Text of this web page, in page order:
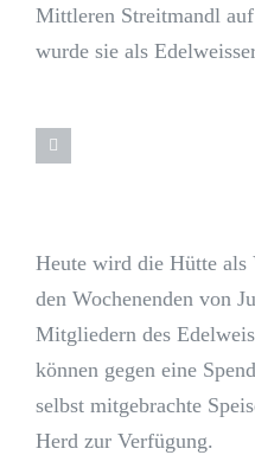
Mittleren Streitmandl
wurde sie als
Heute wird die Hütte als
den Wochenenden von
Mitgliedern des
können gegen eine
selbst mitgebrachte
Herd zur Verfügung.